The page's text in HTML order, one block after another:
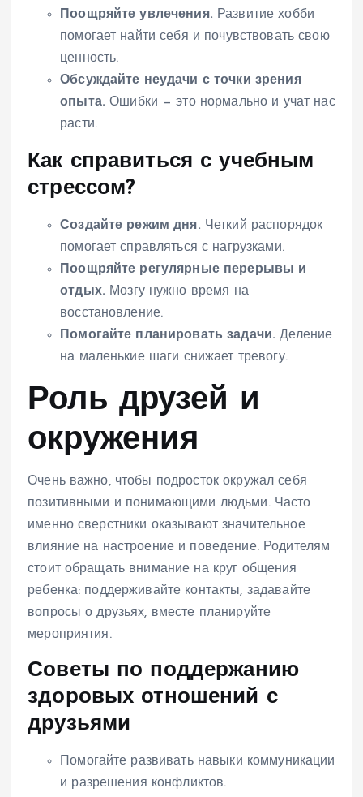
Поощряйте увлечения. Развитие хобби
помогает найти себя и почувствовать свою
ценность.
Обсуждайте неудачи с точки зрения
опыта. Ошибки — это нормально и учат нас
расти.
Как справиться с учебным
стрессом?
Создайте режим дня. Четкий распорядок
помогает справляться с нагрузками.
Поощряйте регулярные перерывы и
отдых. Мозгу нужно время на
восстановление.
Помогайте планировать задачи. Деление
на маленькие шаги снижает тревогу.
Роль друзей и
окружения
Очень важно, чтобы подросток окружал себя
позитивными и понимающими людьми. Часто
именно сверстники оказывают значительное
влияние на настроение и поведение. Родителям
стоит обращать внимание на круг общения
ребенка: поддерживайте контакты, задавайте
вопросы о друзьях, вместе планируйте
мероприятия.
Советы по поддержанию
здоровых отношений с
друзьями
Помогайте развивать навыки коммуникации
и разрешения конфликтов.